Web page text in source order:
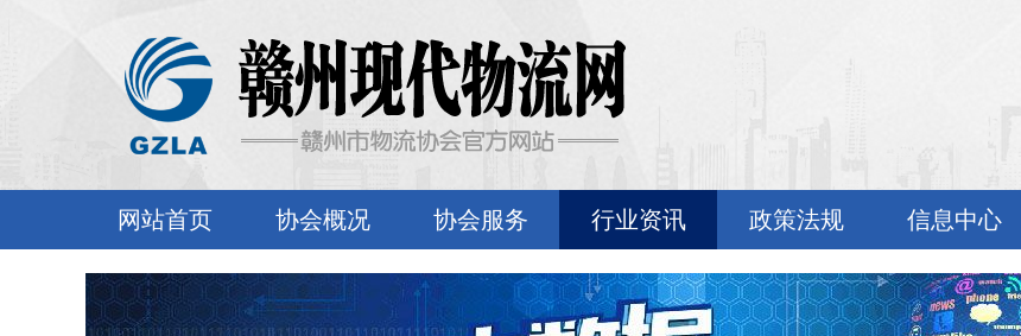
网站首页 协会概况 协会服务 行业资讯 政策法规 信息中心